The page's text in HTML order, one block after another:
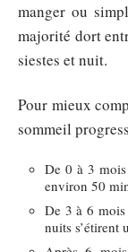
manger ou
majorité dort
siestes et nuit.
Pour mieux
sommeil
De 0 à 3
environ 50
De 3 à 6 mois
nuits s’étirent